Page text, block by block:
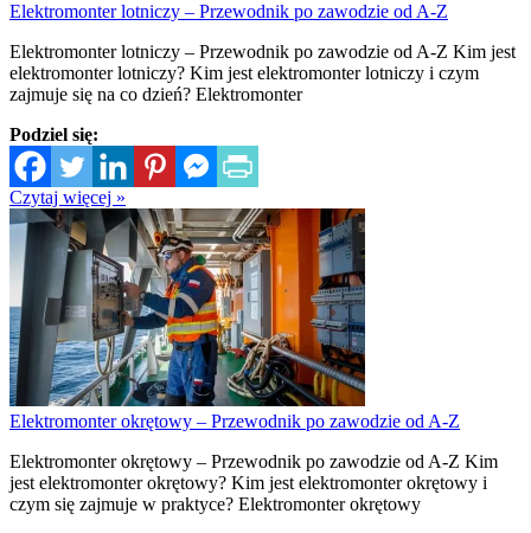
Elektromonter lotniczy – Przewodnik po zawodzie od A-Z
Elektromonter lotniczy – Przewodnik po zawodzie od A-Z Kim jest
elektromonter lotniczy? Kim jest elektromonter lotniczy i czym
zajmuje się na co dzień? Elektromonter
Podziel się:
Czytaj więcej »
Elektromonter okrętowy – Przewodnik po zawodzie od A-Z
Elektromonter okrętowy – Przewodnik po zawodzie od A-Z Kim
jest elektromonter okrętowy? Kim jest elektromonter okrętowy i
czym się zajmuje w praktyce? Elektromonter okrętowy